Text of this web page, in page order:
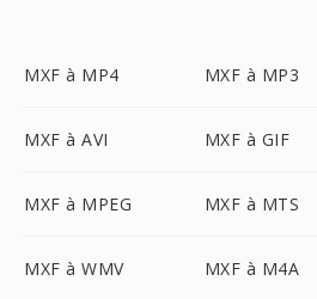
MXF à MP4 MXF à MP3
MXF à AVI MXF à GIF
MXF à MPEG MXF à MTS
MXF à WMV MXF à M4A